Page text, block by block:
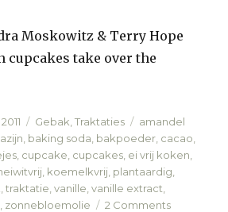
Moskowitz & Terry Hope
cupcakes take over the
Categories
Gebak ,Traktaties Tags
amandel
baking soda bakpoeder cacao
cupcake cupcakes ei vrij koken
koemelkvrij plantaardig
,traktatie ,vanille ,vanille extract
zonnebloemolie 2 Comments